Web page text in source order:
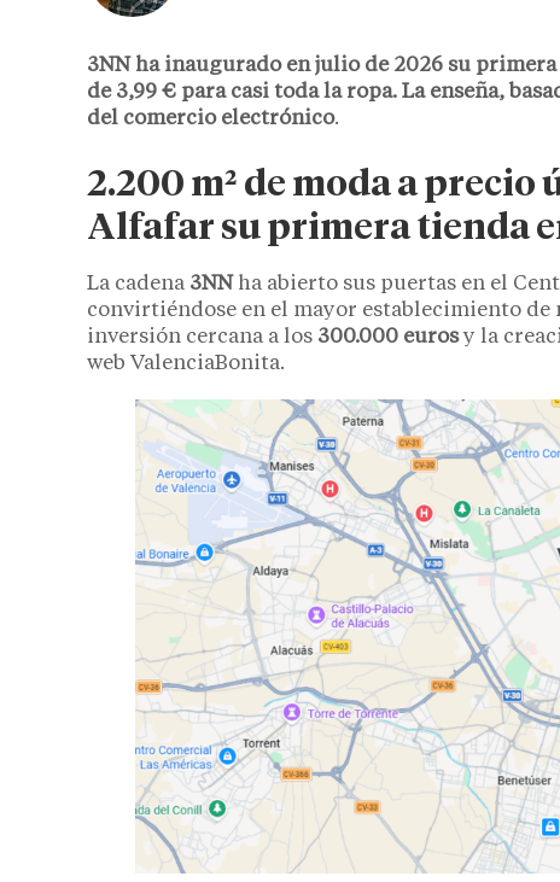
3NN ha inaugurado en julio de 2026 su primera
de 3,99 € para casi toda la ropa. La enseña,
del comercio electrónico.
2.200 m² de moda a precio
Alfafar su primera tienda
La cadena 3NN ha abierto sus puertas en el
convirtiéndose en el mayor establecimiento
inversión cercana a los 300.000 eurosy la
web ValenciaBonita.